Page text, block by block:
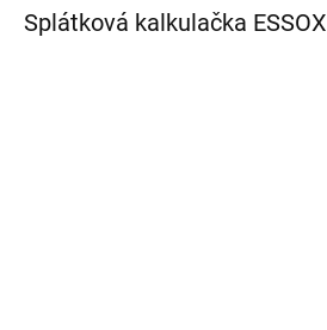
Splátková kalkulačka ESSOX